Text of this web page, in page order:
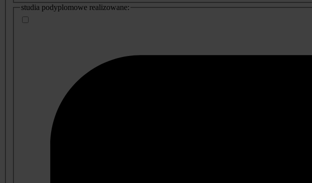
studia podyplomowe realizowane: